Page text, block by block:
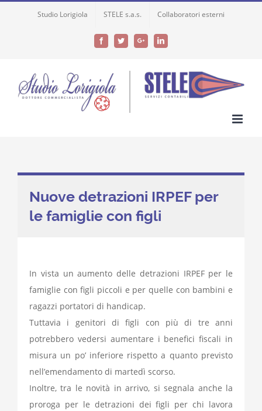
Studio Lorigiola STELE s.a.s. Collaboratori esterni
FacebookTwitterGoogle+LinkedIn
Nuove detrazioni IRPEF per
le famiglie con figli
In vista un aumento delle detrazioni IRPEF per le
famiglie con figli piccoli e per quelle con bambini e
ragazzi portatori di handicap.
Tuttavia i genitori di figli con più di tre anni
potrebbero vedersi aumentare i benefici fiscali in
misura un po’ inferiore rispetto a quanto previsto
nell’emendamento di martedì scorso.
Inoltre, tra le novità in arrivo, si segnala anche la
proroga per le detrazioni dei figli per chi lavora